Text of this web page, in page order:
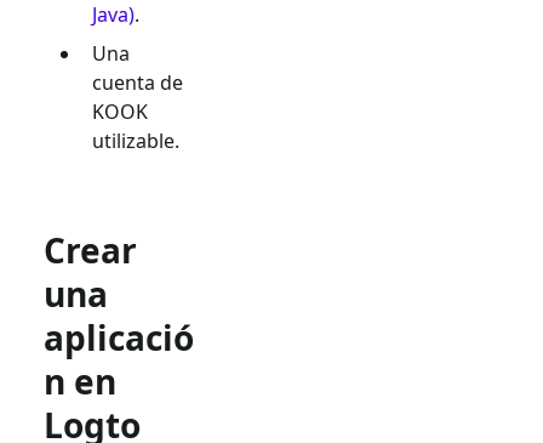
Java).
Una
cuenta de
KOOK
utilizable.
Crear
una
aplicació
n en
Logto